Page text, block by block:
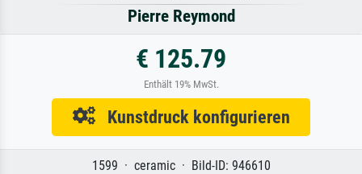
Pierre Reymond
€ 125.79
Enthält 19% MwSt.
Kunstdruck konfigurieren
1599 · ceramic · Bild-ID: 946610